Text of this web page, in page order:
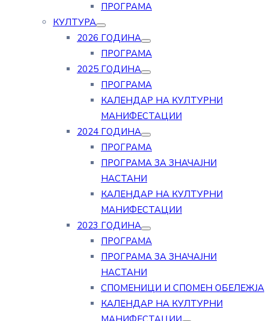
ПРОГРАМА
КУЛТУРА
2026 ГОДИНА
ПРОГРАМА
2025 ГОДИНА
ПРОГРАМА
КАЛЕНДАР НА КУЛТУРНИ
МАНИФЕСТАЦИИ
2024 ГОДИНА
ПРОГРАМА
ПРОГРАМА ЗА ЗНАЧАЈНИ
НАСТАНИ
КАЛЕНДАР НА КУЛТУРНИ
МАНИФЕСТАЦИИ
2023 ГОДИНА
ПРОГРАМА
ПРОГРАМА ЗА ЗНАЧАЈНИ
НАСТАНИ
СПОМЕНИЦИ И СПОМЕН ОБЕЛЕЖЈА
КАЛЕНДАР НА КУЛТУРНИ